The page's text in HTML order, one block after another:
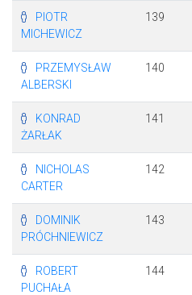
PIOTR
MICHEWICZ
139
PRZEMYSŁAW
ALBERSKI
140
KONRAD
ŻARŁAK
141
NICHOLAS
CARTER
142
DOMINIK
PRÓCHNIEWICZ
143
ROBERT
PUCHAŁA
144